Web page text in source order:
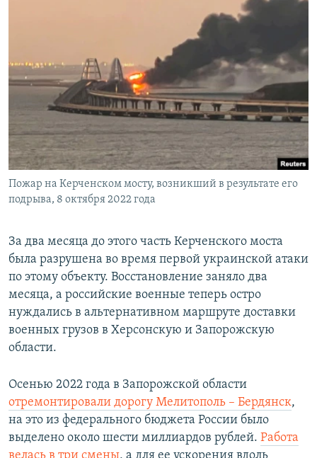
Пожар на Керченском мосту, возникший в результате его
подрыва, 8 октября 2022 года
За два месяца до этого часть Керченского моста
была разрушена во время первой украинской атаки
по этому объекту. Восстановление заняло два
месяца, а российские военные теперь остро
нуждались в альтернативном маршруте доставки
военных грузов в Херсонскую и Запорожскую
области.
Осенью 2022 года в Запорожской области
отремонтировали дорогу Мелитополь – Бердянск,
на это из федерального бюджета России было
выделено около шести миллиардов рублей. Работа